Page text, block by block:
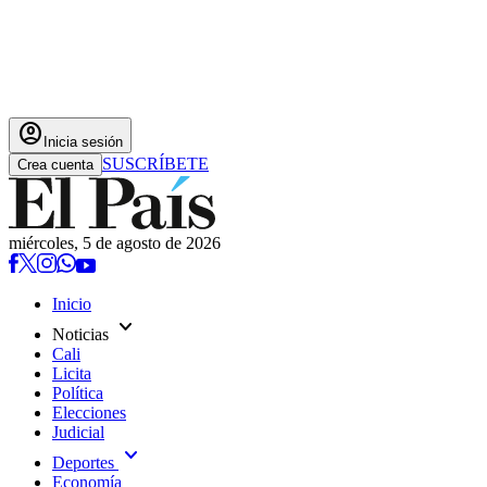
account_circle Inicia sesión
Crea cuenta SUSCRÍBETE
miércoles, 5 de agosto de 2026
Inicio
Noticias expand_more
Cali
Licita
Política
Elecciones
Judicial
Deportes expand_more
Economía